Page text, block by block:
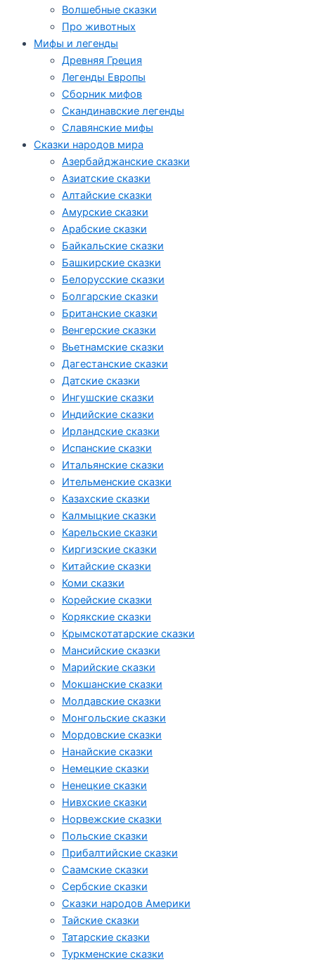
Волшебные сказки
Про животных
Мифы и легенды
Древняя Греция
Легенды Европы
Сборник мифов
Скандинавские легенды
Славянские мифы
Сказки народов мира
Азербайджанские сказки
Азиатские сказки
Алтайские сказки
Амурские сказки
Арабские сказки
Байкальские сказки
Башкирские сказки
Белорусские сказки
Болгарские сказки
Британские сказки
Венгерские сказки
Вьетнамские сказки
Дагестанские сказки
Датские сказки
Ингушские сказки
Индийские сказки
Ирландские сказки
Испанские сказки
Итальянские сказки
Ительменские сказки
Казахские сказки
Калмыцкие сказки
Карельские сказки
Киргизские сказки
Китайские сказки
Коми сказки
Корейские сказки
Корякские сказки
Крымскотатарские сказки
Мансийские сказки
Марийские сказки
Мокшанские сказки
Молдавские сказки
Монгольские сказки
Мордовские сказки
Нанайские сказки
Немецкие сказки
Ненецкие сказки
Нивхские сказки
Норвежские сказки
Польские сказки
Прибалтийские сказки
Cаамские сказки
Сербские сказки
Сказки народов Америки
Тайские сказки
Татарские сказки
Туркменские сказки